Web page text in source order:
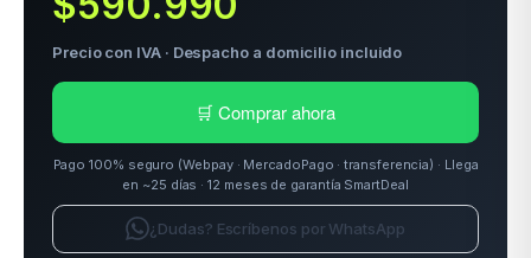
Precio con IVA · Despacho a domicilio incluido
🛒 Comprar ahora
Pago 100% seguro (Webpay · MercadoPago · transferencia) · Llega
en ~25 días · 12 meses de garantía SmartDeal
¿Dudas? Escríbenos por WhatsApp